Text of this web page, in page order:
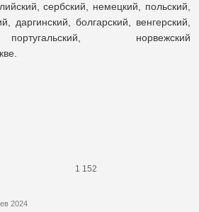
сербский, немецкий, польский,
даргинский, болгарский, венгерский,
норвежский
1 152
2024